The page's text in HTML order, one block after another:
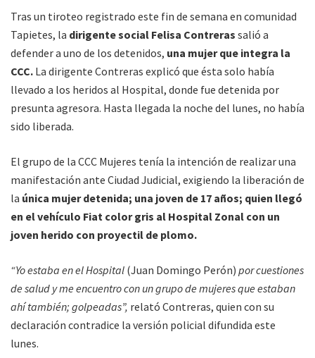
Tras un tiroteo registrado este fin de semana en comunidad
Tapietes, la dirigente social Felisa Contreras salió a
defender a uno de los detenidos, una mujer que integra la
CCC. La dirigente Contreras explicó que ésta solo había
llevado a los heridos al Hospital, donde fue detenida por
presunta agresora. Hasta llegada la noche del lunes, no había
sido liberada.
El grupo de la CCC Mujeres tenía la intención de realizar una
manifestación ante Ciudad Judicial, exigiendo la liberación de
la única mujer detenida; una joven de 17 años; quien llegó
en el vehículo Fiat color gris al Hospital Zonal con un
joven herido con proyectil de plomo.
“Yo estaba en el Hospital (Juan Domingo Perón) por cuestiones
de salud y me encuentro con un grupo de mujeres que estaban
ahí también; golpeadas”, relató Contreras, quien con su
declaración contradice la versión policial difundida este
lunes.